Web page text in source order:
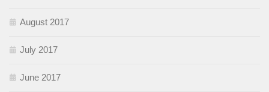
August 2017
July 2017
June 2017